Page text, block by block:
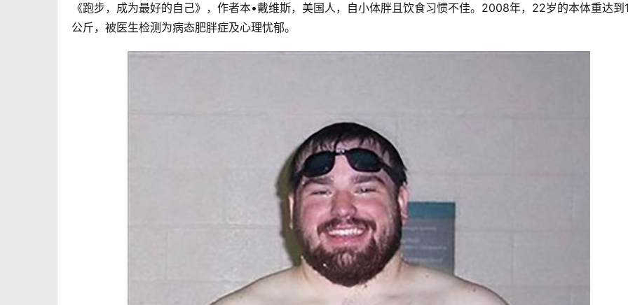
《跑步，成为最好的自己》，作者本•戴维斯，美国人，自小体胖且饮食习惯不佳。2008年，22岁的本体重达到
公斤，被医生检测为病态肥胖症及心理忧郁。